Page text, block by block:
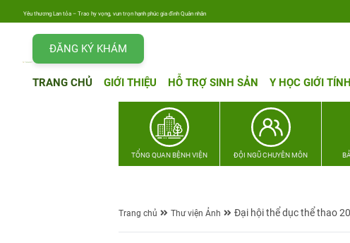
Yêu thương Lan tỏa – Trao hy vọng, vun trọn hạnh phúc gia đình Quân nhân
ĐĂNG KÝ KHÁM
TRANG CHỦ GIỚI THIỆU HỖ TRỢ SINH SẢN Y HỌC GIỚI TÍNH
TỔNG QUAN BỆNH VIỆN ĐỘI NGŨ CHUYÊN MÔN
Trang chủ Thư viện Ảnh Đại hội thể dục thể thao